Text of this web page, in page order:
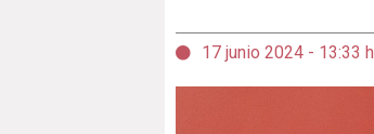
17 junio 2024 - 13:33 h